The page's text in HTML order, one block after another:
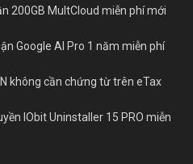
200GB MultCloud miễn phí mới
Google AI Pro 1 năm miễn phí
không cần chứng từ trên eTax
IObit Uninstaller 15 PRO miễn